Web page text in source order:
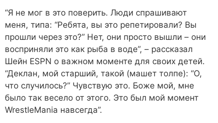
“Я не мог в это поверить. Люди спрашивают
меня, типа: “Ребята, вы это репетировали? Вы
прошли через это?” Нет, они просто вышли – они
восприняли это как рыба в воде”, – рассказал
Шейн ESPN о важном моменте для своих детей.
“Деклан, мой старший, такой (машет толпе): “О,
что случилось?” Чувствую это. Боже мой, мне
было так весело от этого. Это был мой момент
WrestleMania навсегда”.